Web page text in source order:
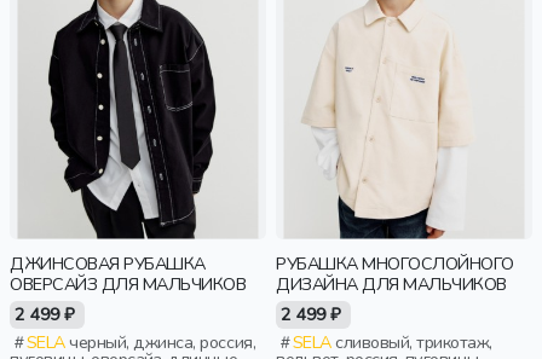
ДЖИНСОВАЯ РУБАШКА
ОВЕРСАЙЗ ДЛЯ МАЛЬЧИКОВ
2 499 ₽
SELAчерный, джинса, россия,
РУБАШКА МНОГОСЛОЙНОГО
ДИЗАЙНА ДЛЯ МАЛЬЧИКОВ
2 499 ₽
SELAсливовый, трикотаж,